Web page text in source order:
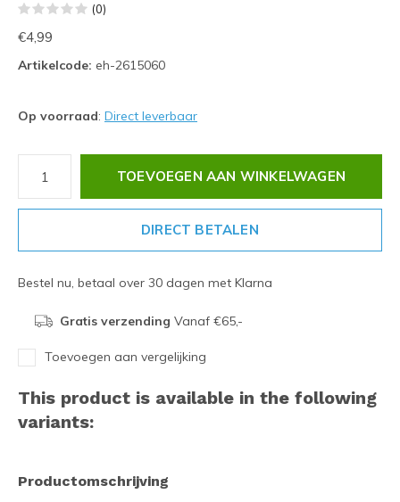
(0)
€4,99
Artikelcode: eh-2615060
Op voorraad: Direct leverbaar
TOEVOEGEN AAN WINKELWAGEN
DIRECT BETALEN
Bestel nu, betaal over 30 dagen met Klarna
Gratis verzending Vanaf €65,-
Toevoegen aan vergelijking
This product is available in the following
variants:
Productomschrijving